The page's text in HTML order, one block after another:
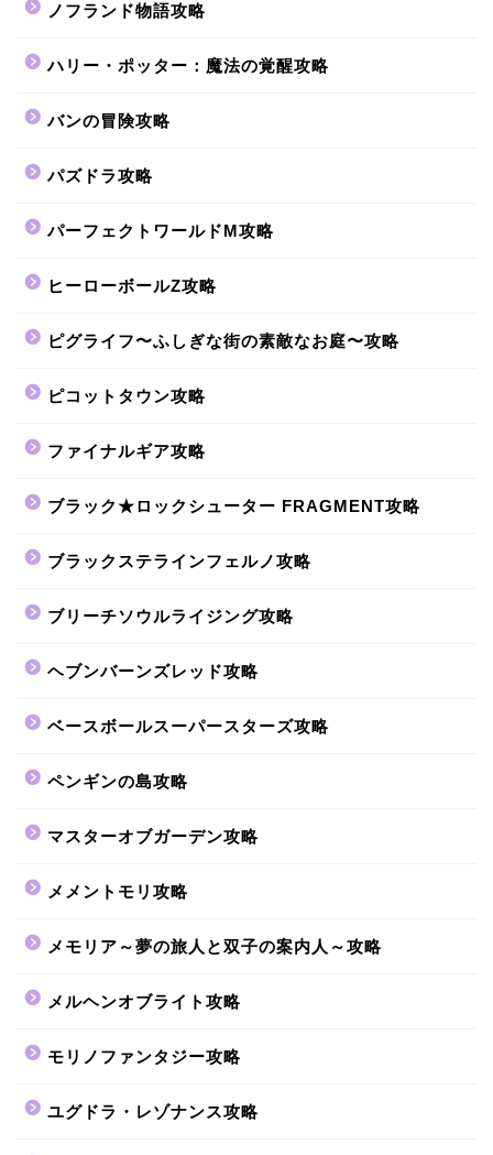
ノフランド物語攻略
ハリー・ポッター：魔法の覚醒攻略
バンの冒険攻略
パズドラ攻略
パーフェクトワールドM攻略
ヒーローボールZ攻略
ピグライフ〜ふしぎな街の素敵なお庭〜攻略
ピコットタウン攻略
ファイナルギア攻略
ブラック★ロックシューター FRAGMENT攻略
ブラックステラインフェルノ攻略
ブリーチソウルライジング攻略
ヘブンバーンズレッド攻略
ベースボールスーパースターズ攻略
ペンギンの島攻略
マスターオブガーデン攻略
メメントモリ攻略
メモリア～夢の旅人と双子の案内人～攻略
メルヘンオブライト攻略
モリノファンタジー攻略
ユグドラ・レゾナンス攻略